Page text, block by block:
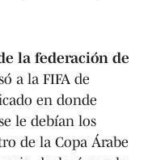
la federación de
a la FIFA de
en donde
le debían los
de la Copa Árabe